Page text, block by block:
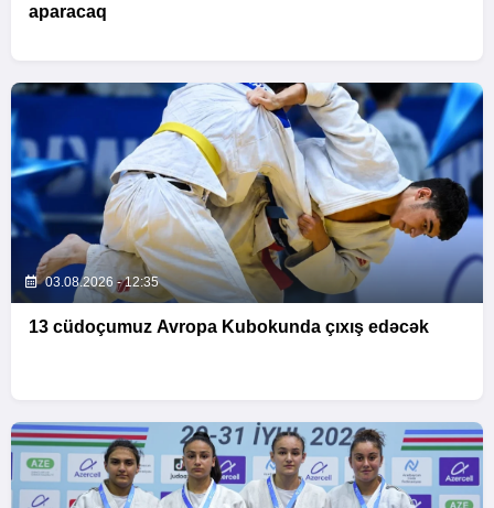
aparacaq
03.08.2026 - 12:35
13 cüdoçumuz Avropa Kubokunda çıxış edəcək